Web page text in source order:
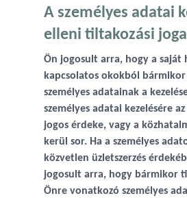
A személyes adatai
elleni tiltakozási joga
Ön jogosult arra, hogy a saját
kapcsolatos okokból
személyes adatainak a
személyes adatai kezelésére
jogos érdeke, vagy a
kerül sor. Ha a személyes
közvetlen üzletszerzés
jogosult arra, hogy bármikor
Önre vonatkozó személyes